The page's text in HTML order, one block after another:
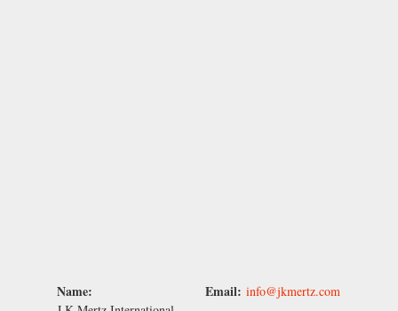
Name: Email: info@jkmertz.com